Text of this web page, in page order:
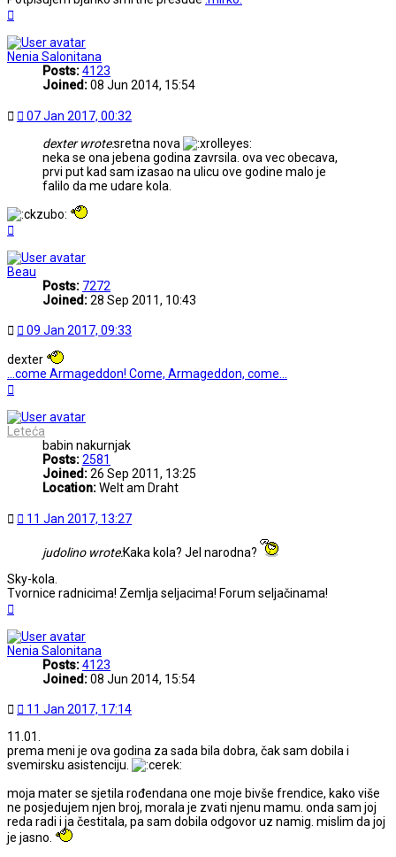
Nenia Salonitana
Posts:4123
Joined:08 Jun 2014, 15:54
Post07 Jan 2017, 00:32
dexter wrote:sretna nova
neka se ona jebena godina zavrsila. ova vec obecava,
prvi put kad sam izasao na ulicu ove godine malo je
falilo da me udare kola.
Beau
Posts: 7272
Joined:28 Sep 2011, 10:43
Post09 Jan 2017, 09:33
dexter
...come Armageddon! Come, Armageddon, come...
Leteća
babin nakurnjak
Posts:2581
Joined:26 Sep 2011, 13:25
Location:Welt am Draht
Post11 Jan 2017, 13:27
judolino wrote:Kaka kola? Jel narodna?
Sky-kola.
Tvornice radnicima! Zemlja seljacima! Forum seljačinama!
Nenia Salonitana
Posts:4123
Joined:08 Jun 2014, 15:54
Post11 Jan 2017, 17:14
11.01.
prema meni je ova godina za sada bila dobra, čak sam dobila i
svemirsku asistenciju.
moja mater se sjetila rođendana one moje bivše frendice, kako više
ne posjedujem njen broj, morala je zvati njenu mamu. onda sam joj
reda radi i ja čestitala, pa sam dobila odgovor uz namig. mislim da joj
je jasno.